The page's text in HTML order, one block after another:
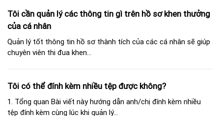
Tôi cần quản lý các thông tin gì trên hồ sơ khen thưởng
của cá nhân
Quản lý tốt thông tin hồ sơ thành tích của các cá nhân sẽ giúp
chuyên viên thi đua khen...
Tôi có thể đính kèm nhiều tệp được không?
1. Tổng quan Bài viết này hướng dẫn anh/chị đính kèm nhiều
tệp đính kèm cùng lúc khi quản lý...